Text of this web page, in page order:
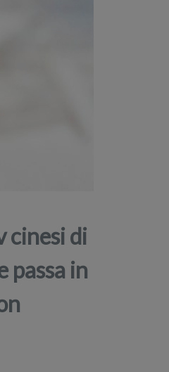
cinesi di
passa in